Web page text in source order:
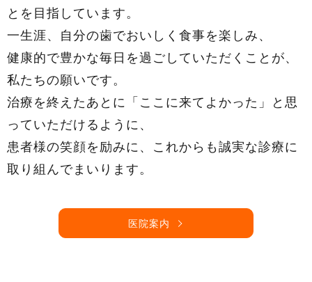
とを目指しています。
一生涯、自分の歯でおいしく食事を楽しみ、
健康的で豊かな毎日を過ごしていただくことが、
私たちの願いです。
治療を終えたあとに「ここに来てよかった」と思
っていただけるように、
患者様の笑顔を励みに、これからも誠実な診療に
取り組んでまいります。
医院案内